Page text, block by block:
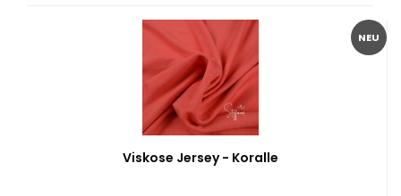
NEU
Viskose Jersey - Koralle